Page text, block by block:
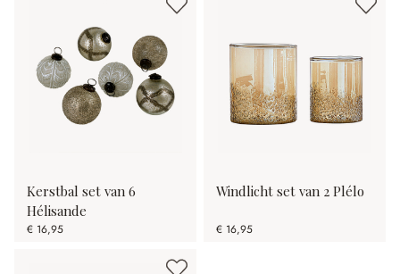
Kerstbal set van 6
Hélisande
€ 16,95
Windlicht set van 2 Plélo
€ 16,95